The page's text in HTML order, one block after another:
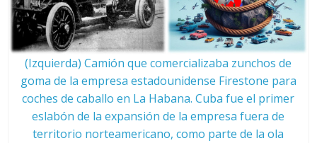
(Izquierda) Camión que comercializaba zunchos de
goma de la empresa estadounidense Firestone para
coches de caballo en La Habana. Cuba fue el primer
eslabón de la expansión de la empresa fuera de
territorio norteamericano, como parte de la ola